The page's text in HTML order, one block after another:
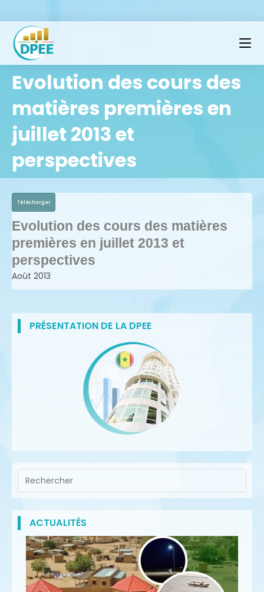
Evolution des cours des
matières premières en
juillet 2013 et
perspectives
Télécharger
Evolution des cours des matières
premières en juillet 2013 et
perspectives
Août 2013
PRÉSENTATION DE LA DPEE
ACTUALITÉS